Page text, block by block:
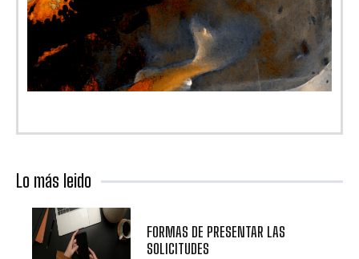
Lo más leido
FORMAS DE PRESENTAR LAS
SOLICITUDES